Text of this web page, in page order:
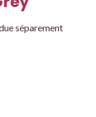
séparement